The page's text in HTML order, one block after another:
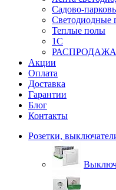
Садово-
Светодиодные
Теплые полы
1С
РАСПРОДАЖА
Акции
Оплата
Доставка
Гарантии
Блог
Контакты
Розетки,